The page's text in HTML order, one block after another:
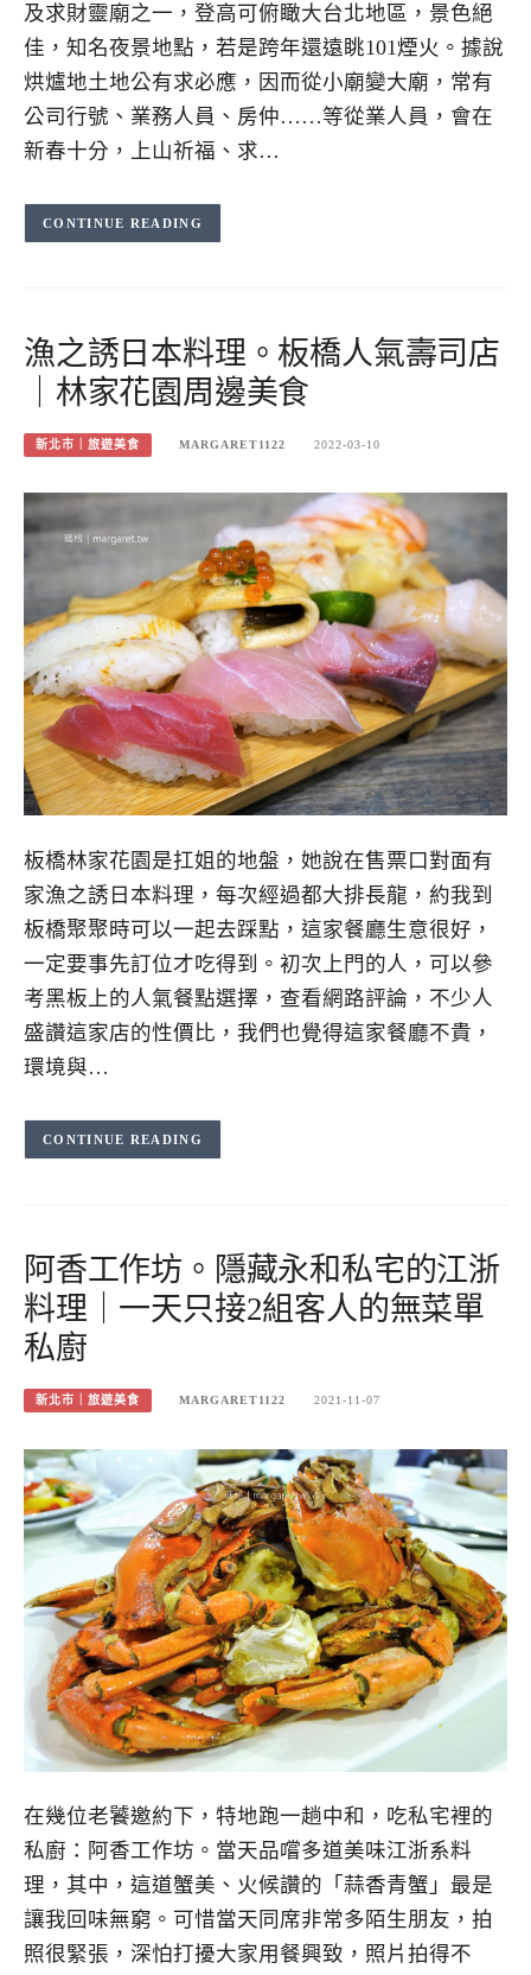
及求財靈廟之一，登高可俯瞰大台北地區，景色絕
佳，知名夜景地點，若是跨年還遠眺101煙火。據說
烘爐地土地公有求必應，因而從小廟變大廟，常有
公司行號、業務人員、房仲……等從業人員，會在
新春十分，上山祈福、求…
CONTINUE READING
漁之誘日本料理。板橋人氣壽司店
｜林家花園周邊美食
新北市｜旅遊美食 MARGARET1122 2022-03-10
板橋林家花園是扛姐的地盤，她說在售票口對面有
家漁之誘日本料理，每次經過都大排長龍，約我到
板橋聚聚時可以一起去踩點，這家餐廳生意很好，
一定要事先訂位才吃得到。初次上門的人，可以參
考黑板上的人氣餐點選擇，查看網路評論，不少人
盛讚這家店的性價比，我們也覺得這家餐廳不貴，
環境與…
CONTINUE READING
阿香工作坊。隱藏永和私宅的江浙
料理｜一天只接2組客人的無菜單
私廚
新北市｜旅遊美食 MARGARET1122 2021-11-07
在幾位老饕邀約下，特地跑一趟中和，吃私宅裡的
私廚：阿香工作坊。當天品嚐多道美味江浙系料
理，其中，這道蟹美、火候讚的「蒜香青蟹」最是
讓我回味無窮。可惜當天同席非常多陌生朋友，拍
照很緊張，深怕打擾大家用餐興致，照片拍得不